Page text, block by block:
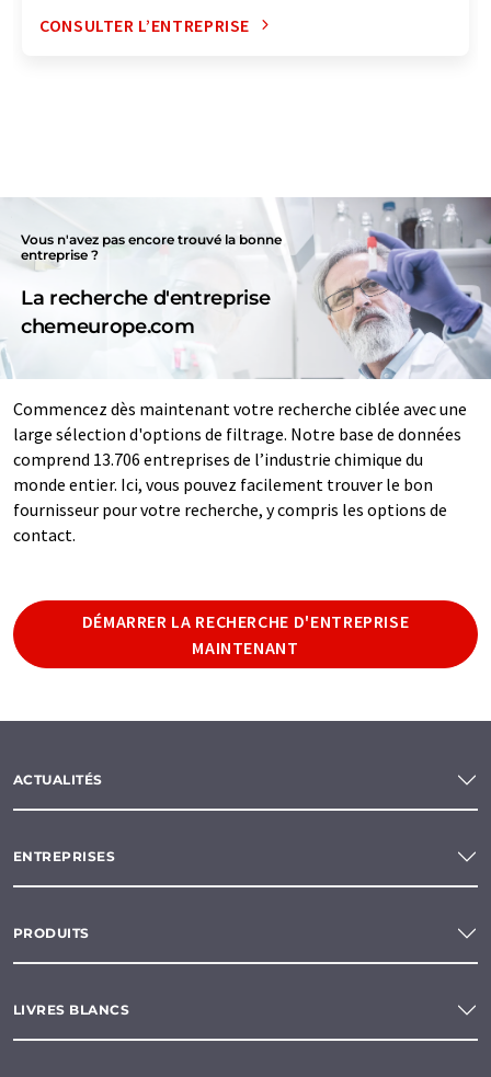
CONSULTER L’ENTREPRISE
Vous n'avez pas encore trouvé la bonne
entreprise ?
La recherche d'entreprise
chemeurope.com
Commencez dès maintenant votre recherche ciblée avec une
large sélection d'options de filtrage. Notre base de données
comprend 13.706 entreprises de l’industrie chimique du
monde entier. Ici, vous pouvez facilement trouver le bon
fournisseur pour votre recherche, y compris les options de
contact.
DÉMARRER LA RECHERCHE D'ENTREPRISE
MAINTENANT
ACTUALITÉS
ENTREPRISES
PRODUITS
LIVRES BLANCS